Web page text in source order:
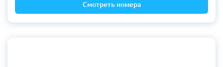
Смотреть номера